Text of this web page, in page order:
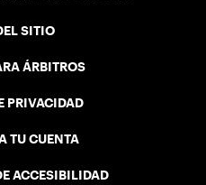
SITIO
ÁRBITROS
PRIVACIDAD
TU CUENTA
ACCESIBILIDAD